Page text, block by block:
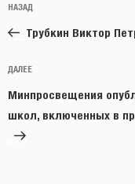
по
записям
Предыдущая
запись:
НАЗАД
Трубкин Виктор
Следующая
запись
ДАЛЕЕ
Минпросвещения
школ, включенных в